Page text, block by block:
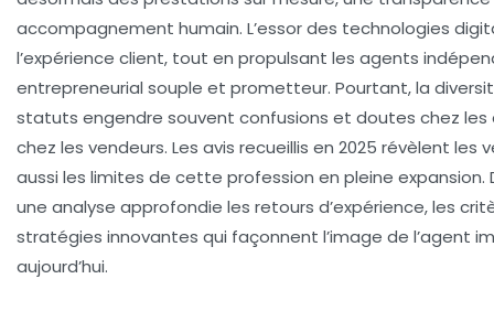
accompagnement humain. L’essor des technologies
l’expérience client, tout en propulsant les agents
entrepreneurial souple et prometteur. Pourtant, la
statuts engendre souvent confusions et doutes chez
chez les vendeurs. Les avis recueillis en 2025 révèlent
aussi les limites de cette profession en pleine expansion.
une analyse approfondie les retours d’expérience, les
stratégies innovantes qui façonnent l’image de l’agent
aujourd’hui.